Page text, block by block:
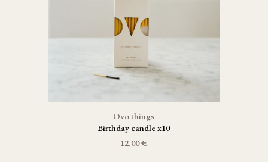
Ovo things
Birthday candle x10
12,00 €